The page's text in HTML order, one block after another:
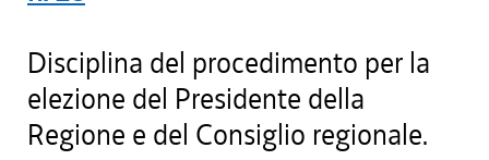
Disciplina del procedimento per la
elezione del Presidente della
Regione e del Consiglio regionale.